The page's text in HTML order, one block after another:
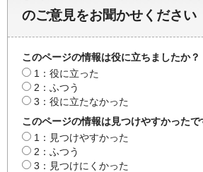
のご意見をお聞かせください
このページの情報は役に立ちましたか？
1：役に立った
2：ふつう
3：役に立たなかった
このページの情報は見つけやすかったで
1：見つけやすかった
2：ふつう
3：見つけにくかった